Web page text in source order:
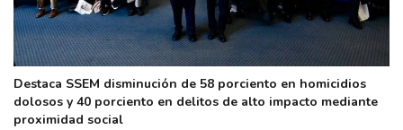
Destaca SSEM disminución de 58 porciento en homicidios
dolosos y 40 porciento en delitos de alto impacto mediante
proximidad social